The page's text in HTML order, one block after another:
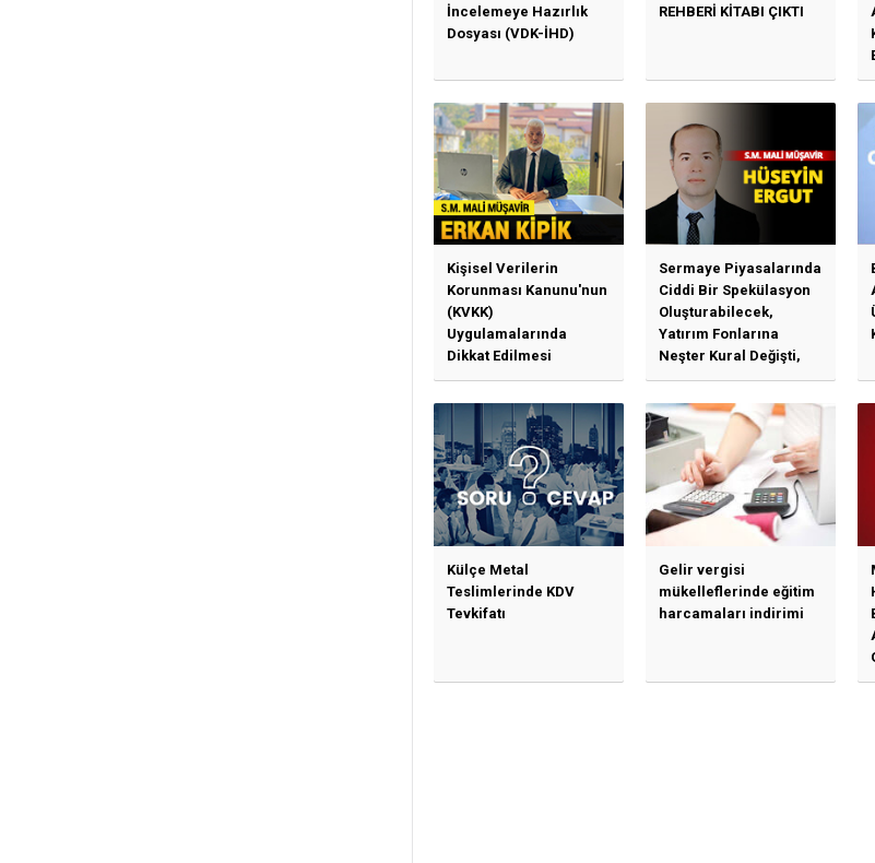
İncelemeye Hazırlık
Dosyası (VDK-İHD)
REHBERİ KİTABI ÇIKTI
Kişisel Verilerin
Korunması Kanunu'nun
(KVKK)
Uygulamalarında
Dikkat Edilmesi
Gereken Özet Başlıklar
Sermaye Piyasalarında
Ciddi Bir Spekülasyon
Oluşturabilecek,
Yatırım Fonlarına
Neşter Kural Değişti,
SPK’dan Kritik Hamle
Haberlerine Sermaye
Piyasası Kurulundan
Yalanlama Ve Yerinde
Bir Açıklama Geldi
Külçe Metal
Teslimlerinde KDV
Tevkifatı
Gelir vergisi
mükelleflerinde eğitim
harcamaları indirimi